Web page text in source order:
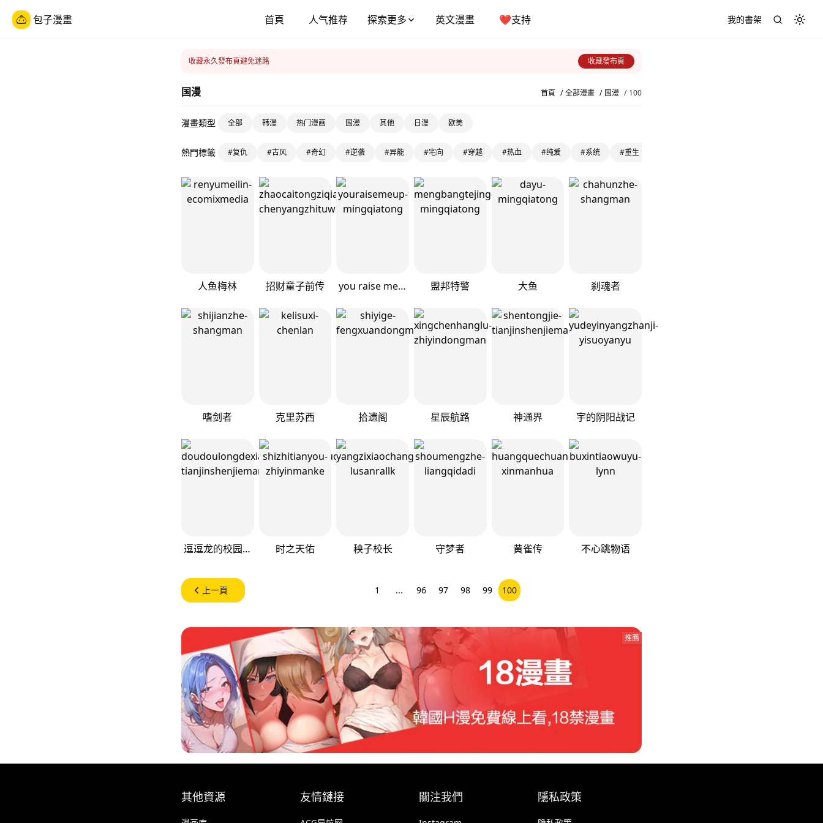
包子漫畫 首頁 人气推荐 探索更多 英文漫畫 ❤️支持 我的書架
收藏永久發布頁避免迷路 收藏發布頁
国漫 首頁 / 全部漫畫 / 国漫 / 100
漫畫類型 全部 韩漫 热门漫画 国漫 其他 日漫 欧美
熱門標籤 #复仇 #古风 #奇幻 #逆袭 #异能 #宅向 #穿越 #热血 #纯爱 #系统 #重生
人鱼梅林 招财童子前传 you raise me up 盟邦特警 大鱼 刹魂者
嗜剑者 克里苏西 拾遗阁 星辰航路 神通界 宇的阴阳战记
逗逗龙的校园生活 时之天佑 秧子校长 守梦者 黄雀传 不心跳物语
上一頁 1 ... 96 97 98 99 100
推薦
其他資源 友情鏈接 關注我們 隱私政策